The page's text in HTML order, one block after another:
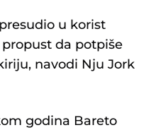
u korist
da potpiše
navodi Nju Jork
godina Bareto